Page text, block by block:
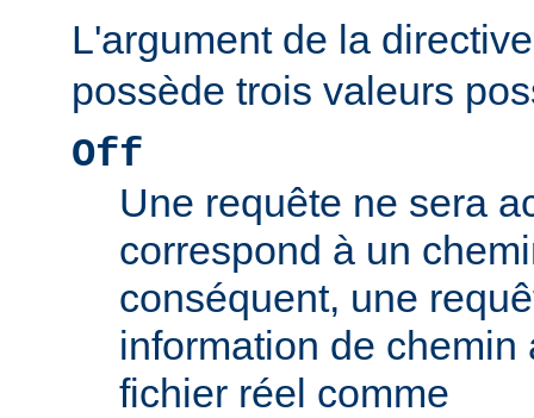
L'argument de la
possède trois valeurs
Off
Une requête ne sera
correspond à un
conséquent, une
information de chemin
fichier réel comme